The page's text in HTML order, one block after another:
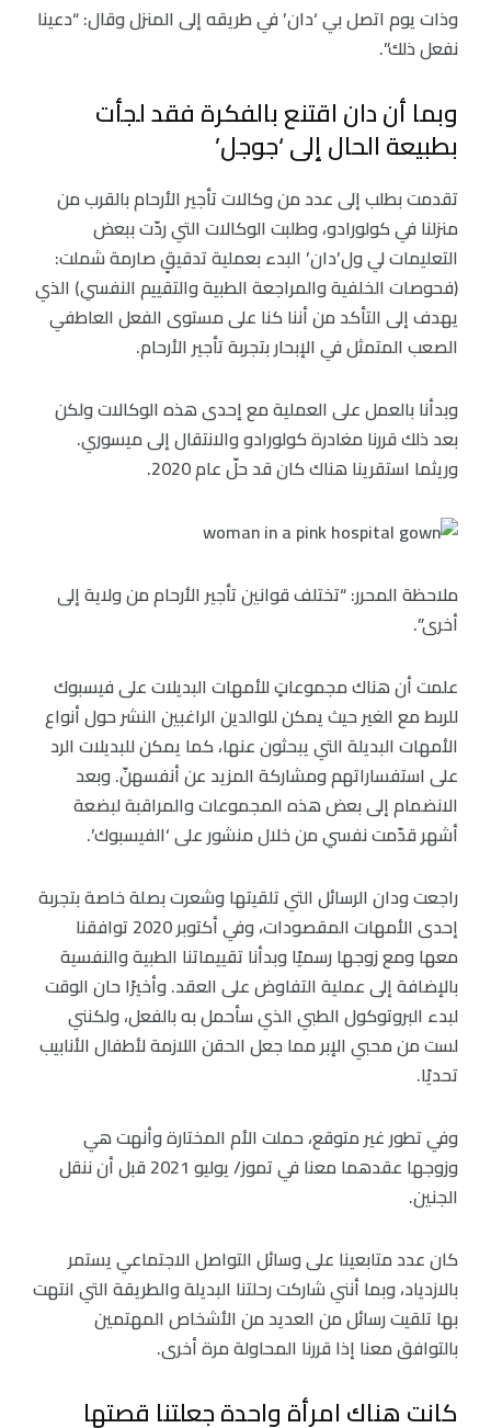
وذات يوم اتصل بي ‘دان’ في طريقه إلى المنزل وقال: “دعينا
نفعل ذلك”.
وبما أن دان اقتنع بالفكرة فقد لجأت
بطبيعة الحال إلى ‘جوجل’
تقدمت بطلب إلى عدد من وكالات تأجير الأرحام بالقرب من
منزلنا في كولورادو، وطلبت الوكالات التي ردّت ببعض
التعليمات لي ول’دان’ البدء بعملية تدقيقٍ صارمة شملت:
(فحوصات الخلفية والمراجعة الطبية والتقييم النفسي) الذي
يهدف إلى التأكد من أننا كنا على مستوى الفعل العاطفي
الصعب المتمثل في الإبحار بتجربة تأجير الأرحام.
وبدأنا بالعمل على العملية مع إحدى هذه الوكالات ولكن
بعد ذلك قررنا مغادرة كولورادو والانتقال إلى ميسوري.
وريثما استقرينا هناك كان قد حلّ عام 2020.
ملاحظة المحرر: “تختلف قوانين تأجير الأرحام من ولاية إلى
أخرى”.
علمت أن هناك مجموعاتٍ للأمهات البديلات على فيسبوك
للربط مع الغير حيث يمكن للوالدين الراغبين النشر حول أنواع
الأمهات البديلة التي يبحثون عنها، كما يمكن للبديلات الرد
على استفساراتهم ومشاركة المزيد عن أنفسهنّ. وبعد
الانضمام إلى بعض هذه المجموعات والمراقبة لبضعة
أشهر قدّمت نفسي من خلال منشور على ‘الفيسبوك’.
راجعت ودان الرسائل التي تلقيتها وشعرت بصلة خاصة بتجربة
إحدى الأمهات المقصودات، وفي أكتوبر 2020 توافقنا
معها ومع زوجها رسميًا وبدأنا تقييماتنا الطبية والنفسية
بالإضافة إلى عملية التفاوض على العقد. وأخيرًا حان الوقت
لبدء البروتوكول الطبي الذي سأحمل به بالفعل، ولكنني
لست من محبي الإبر مما جعل الحقن اللازمة لأطفال الأنابيب
تحديًا.
وفي تطور غير متوقع، حملت الأم المختارة وأنهت هي
وزوجها عقدهما معنا في تموز/ يوليو 2021 قبل أن ننقل
الجنين.
كان عدد متابعينا على وسائل التواصل الاجتماعي يستمر
بالازدياد، وبما أنني شاركت رحلتنا البديلة والطريقة التي انتهت
بها تلقيت رسائل من العديد من الأشخاص المهتمين
بالتوافق معنا إذا قررنا المحاولة مرة أخرى.
كانت هناك امرأة واحدة جعلتنا قصتها